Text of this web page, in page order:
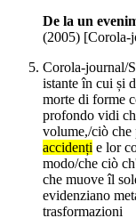
De la un
(2005) [Corola-
Corola-journal/
istante în cui și
morte di forme
profondo vidi
volume,/ciò che
accidenți e lor
modo/che ciò
che muove îl
evidenziano
trasformazioni